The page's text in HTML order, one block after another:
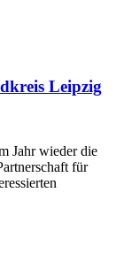
Leipzig
Jahr wieder die
für